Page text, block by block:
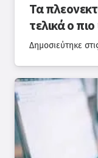
Τα
τελικά ο
Δημοσιεύτηκε